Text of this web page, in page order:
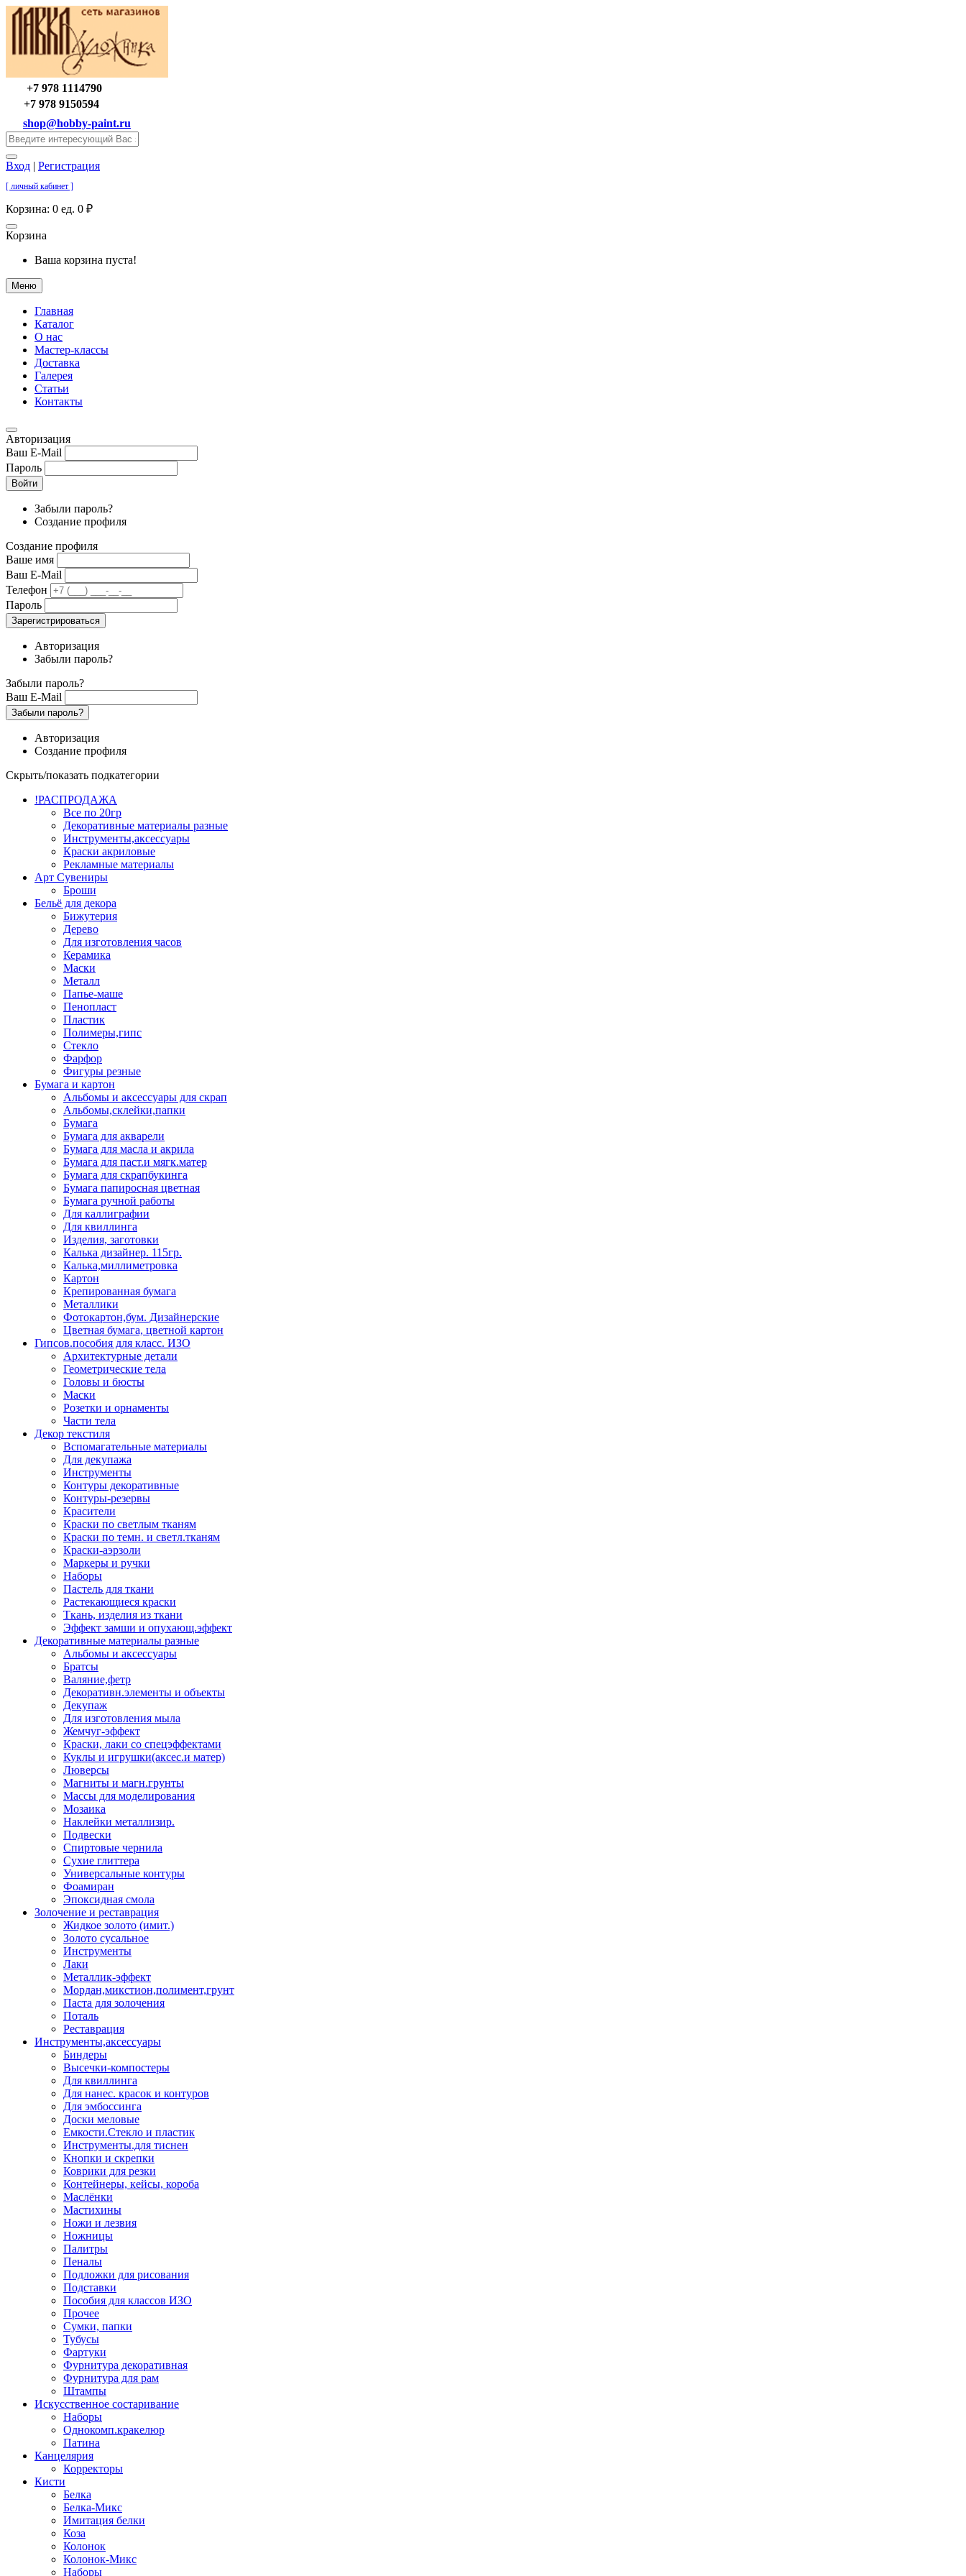
+7 978 1114790
+7 978 9150594
shop@hobby-paint.ru
Вход | Регистрация
[ личный кабинет ]
Корзина: 0 ед. 0 ₽
Корзина
Ваша корзина пуста!
Меню
Главная
Каталог
О нас
Мастер-классы
Доставка
Галерея
Статьи
Контакты
Авторизация
Ваш E-Mail
Пароль
Войти
Забыли пароль?
Создание профиля
Создание профиля
Ваше имя
Ваш E-Mail
Телефон
Пароль
Зарегистрироваться
Авторизация
Забыли пароль?
Забыли пароль?
Ваш E-Mail
Забыли пароль?
Авторизация
Создание профиля
Скрыть/показать подкатегории
!РАСПРОДАЖА
Все по 20гр
Декоративные материалы разные
Инструменты,аксессуары
Краски акриловые
Рекламные материалы
Арт Сувениры
Броши
Бельё для декора
Бижутерия
Дерево
Для изготовления часов
Керамика
Маски
Металл
Папье-маше
Пенопласт
Пластик
Полимеры,гипс
Стекло
Фарфор
Фигуры резные
Бумага и картон
Альбомы и аксессуары для скрап
Альбомы,склейки,папки
Бумага
Бумага для акварели
Бумага для масла и акрила
Бумага для паст.и мягк.матер
Бумага для скрапбукинга
Бумага папиросная цветная
Бумага ручной работы
Для каллиграфии
Для квиллинга
Изделия, заготовки
Калька дизайнер. 115гр.
Калька,миллиметровка
Картон
Крепированная бумага
Металлики
Фотокартон,бум. Дизайнерские
Цветная бумага, цветной картон
Гипсов.пособия для класс. ИЗО
Архитектурные детали
Геометрические тела
Головы и бюсты
Маски
Розетки и орнаменты
Части тела
Декор текстиля
Вспомагательные материалы
Для декупажа
Инструменты
Контуры декоративные
Контуры-резервы
Красители
Краски по светлым тканям
Краски по темн. и светл.тканям
Краски-аэрзоли
Маркеры и ручки
Наборы
Пастель для ткани
Растекающиеся краски
Ткань, изделия из ткани
Эффект замши и опухающ.эффект
Декоративные материалы разные
Альбомы и аксессуары
Братсы
Валяние,фетр
Декоративн.элементы и объекты
Декупаж
Для изготовления мыла
Жемчуг-эффект
Краски, лаки со спецэффектами
Куклы и игрушки(аксес.и матер)
Люверсы
Магниты и магн.грунты
Массы для моделирования
Мозаика
Наклейки металлизир.
Подвески
Спиртовые чернила
Сухие глиттера
Универсальные контуры
Фоамиран
Эпоксидная смола
Золочение и реставрация
Жидкое золото (имит.)
Золото сусальное
Инструменты
Лаки
Металлик-эффект
Мордан,микстион,полимент,грунт
Паста для золочения
Поталь
Реставрация
Инструменты,аксессуары
Биндеры
Высечки-компостеры
Для квиллинга
Для нанес. красок и контуров
Для эмбоссинга
Доски меловые
Емкости.Стекло и пластик
Инструменты.для тиснен
Кнопки и скрепки
Коврики для резки
Контейнеры, кейсы, короба
Маслёнки
Мастихины
Ножи и лезвия
Ножницы
Палитры
Пеналы
Подложки для рисования
Подставки
Пособия для классов ИЗО
Прочее
Сумки, папки
Тубусы
Фартуки
Фурнитура декоративная
Фурнитура для рам
Штампы
Искусственное состаривание
Наборы
Однокомп.кракелюр
Патина
Канцелярия
Корректоры
Кисти
Белка
Белка-Микс
Имитация белки
Коза
Колонок
Колонок-Микс
Наборы